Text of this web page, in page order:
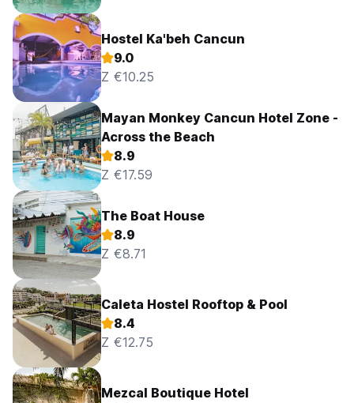
Hostel Ka'beh Cancun
9.0
Z €10.25
Mayan Monkey Cancun Hotel Zone -
Across the Beach
8.9
Z €17.59
The Boat House
8.9
Z €8.71
Caleta Hostel Rooftop & Pool
8.4
Z €12.75
Mezcal Boutique Hotel